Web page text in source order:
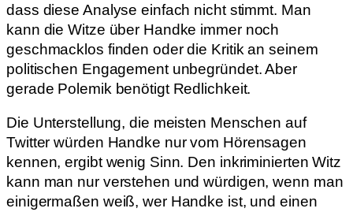
dass diese Analyse einfach nicht stimmt. Man
kann die Witze über Handke immer noch
geschmacklos finden oder die Kritik an seinem
politischen Engagement unbegründet. Aber
gerade Polemik benötigt Redlichkeit.
Die Unterstellung, die meisten Menschen auf
Twitter würden Handke nur vom Hörensagen
kennen, ergibt wenig Sinn. Den inkriminierten Witz
kann man nur verstehen und würdigen, wenn man
einigermaßen weiß, wer Handke ist, und einen